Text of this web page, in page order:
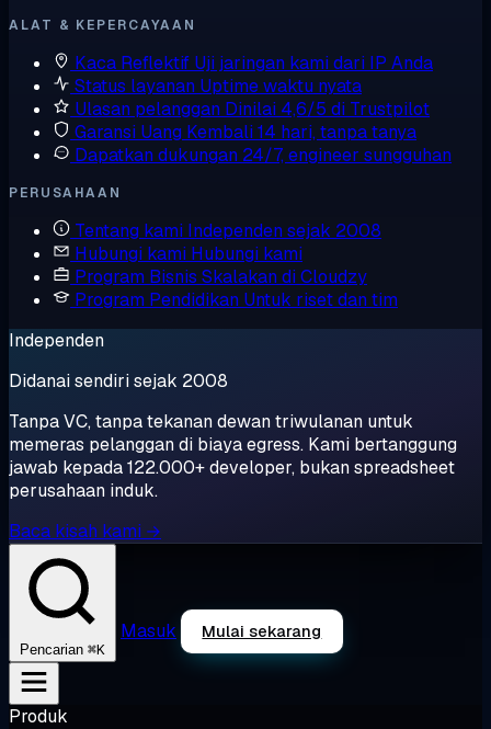
ALAT & KEPERCAYAAN
Kaca Reflektif Uji jaringan kami dari IP Anda
Status layanan Uptime waktu nyata
Ulasan pelanggan Dinilai 4,6/5 di Trustpilot
Garansi Uang Kembali 14 hari, tanpa tanya
Dapatkan dukungan 24/7, engineer sungguhan
PERUSAHAAN
Tentang kami Independen sejak 2008
Hubungi kami Hubungi kami
Program Bisnis Skalakan di Cloudzy
Program Pendidikan Untuk riset dan tim
Independen
Didanai sendiri sejak 2008
Tanpa VC, tanpa tekanan dewan triwulanan untuk
memeras pelanggan di biaya egress. Kami bertanggung
jawab kepada 122.000+ developer, bukan spreadsheet
perusahaan induk.
Baca kisah kami →
Pencarian ⌘K
Masuk Mulai sekarang
Produk